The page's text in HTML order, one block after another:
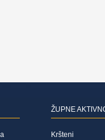
ŽUPNE
Kršteni